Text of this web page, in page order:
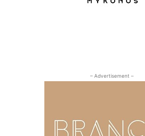
– Advertisement –